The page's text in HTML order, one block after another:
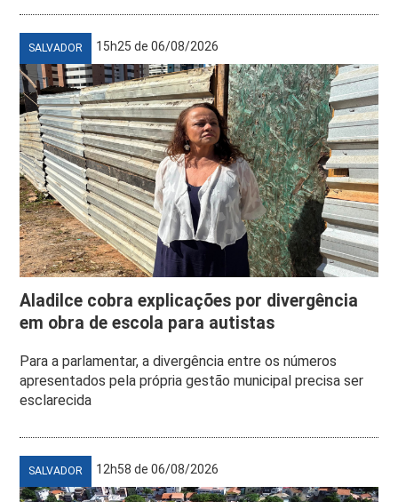
SALVADOR 15h25 de 06/08/2026
Aladilce cobra explicações por divergência
em obra de escola para autistas
Para a parlamentar, a divergência entre os números
apresentados pela própria gestão municipal precisa ser
esclarecida
SALVADOR 12h58 de 06/08/2026